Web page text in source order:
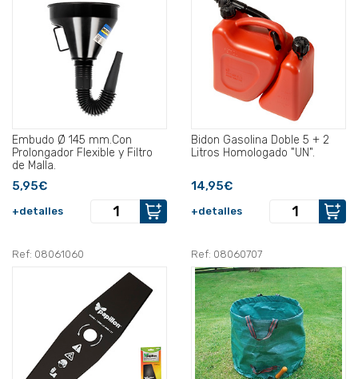
Embudo Ø 145 mm.Con
Prolongador Flexible y Filtro
de Malla.
5,95€
+detalles
Bidon Gasolina Doble 5 + 2
Litros Homologado "UN".
14,95€
+detalles
Ref: 08061060 Ref: 08060707